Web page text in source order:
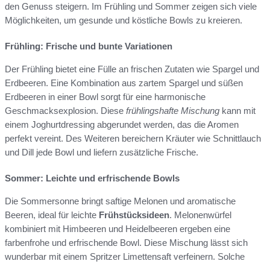
den Genuss steigern. Im Frühling und Sommer zeigen sich viele
Möglichkeiten, um gesunde und köstliche Bowls zu kreieren.
Frühling: Frische und bunte Variationen
Der Frühling bietet eine Fülle an frischen Zutaten wie Spargel und
Erdbeeren. Eine Kombination aus zartem Spargel und süßen
Erdbeeren in einer Bowl sorgt für eine harmonische
Geschmacksexplosion. Diese frühlingshafte Mischung kann mit
einem Joghurtdressing abgerundet werden, das die Aromen
perfekt vereint. Des Weiteren bereichern Kräuter wie Schnittlauch
und Dill jede Bowl und liefern zusätzliche Frische.
Sommer: Leichte und erfrischende Bowls
Die Sommersonne bringt saftige Melonen und aromatische
Beeren, ideal für leichte Frühstücksideen. Melonenwürfel
kombiniert mit Himbeeren und Heidelbeeren ergeben eine
farbenfrohe und erfrischende Bowl. Diese Mischung lässt sich
wunderbar mit einem Spritzer Limettensaft verfeinern. Solche